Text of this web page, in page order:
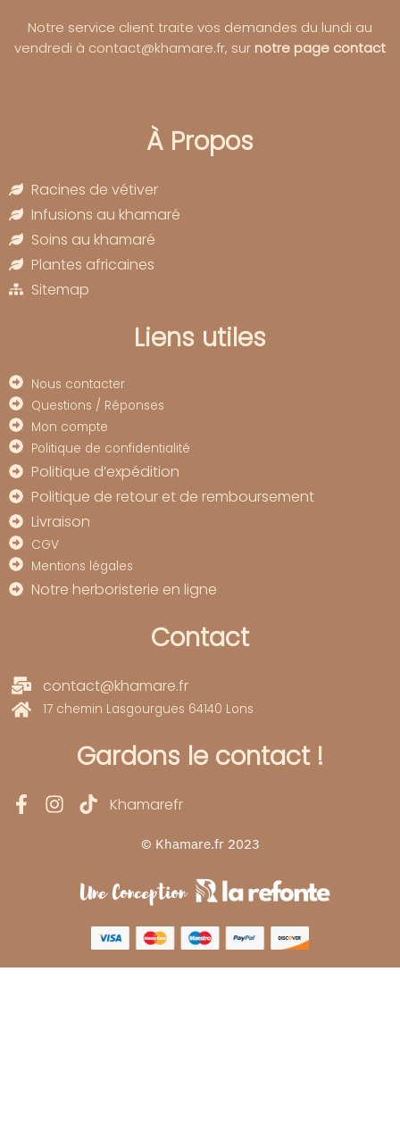
Notre service client traite vos demandes du lundi au
vendredi à contact@khamare.fr, sur notre page contact
À Propos
Racines de vétiver
Infusions au khamaré
Soins au khamaré
Plantes africaines
Sitemap
Liens utiles
Nous contacter
Questions / Réponses
Mon compte
Politique de confidentialité
Politique d’expédition
Politique de retour et de remboursement
Livraison
CGV
Mentions légales
Notre herboristerie en ligne
Contact
contact@khamare.fr
17 chemin Lasgourgues 64140 Lons
Gardons le contact !
Khamarefr
© Khamare.fr 2023